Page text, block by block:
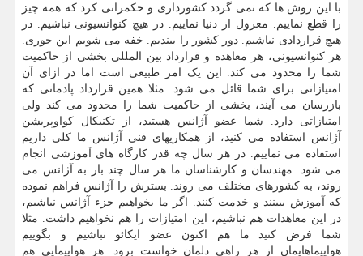
با این روش ها که نمی گردد کشورداری و حکمرانی کرد که همه چیز
را قطع نماییم. معزول از دنیا نماییم. در هیچ کنوانسیونی نباشیم. در
هیچ قراردادی نباشیم. دور کشور را ببندیم. خفه می شویم این جوری.
هر کنوانسیونی، هر معاهده و قرارداد بین المللی بخشی از حاکمیت
شما را محدود می کند. این یک امر طبیعی است اما در ازای آن
امتیازاتی برای شما قائل می شود. مثلا همین قرارداد پادمانی که
بازرسان می آیند، بخشی از حاکمیت شما را محدود می کند ولی
امتیازاتی دارد. شما عضو آژانس هستید، از تکنیکال کواوپریشن
آژانس استفاده می کنید، از همکاریهای فنی آژانس ما کلی داریم
استفاده می نماییم. در هر سال چه قدر کارگاه های آموزشی انجام
می شود. مهندسان و کارشناسان ما هر سال چند بار به آژانس می
روند، به کشورهای مختلف می روند. بسترش را آژانس فراهم نموده
که آموزش ببینند و خدمت کنند. اگر ما بخواهیم جزء آژانس نباشیم،
در این معاهدات هم نباشیم، این امتیازات را هم نخواهیم داشت. مثلا
شما فرض کنید ما هم اکنون عضو ایکائو نباشیم و بگوییم
هواپیماهایمان از هر راهی دلمان خواست برود. هر هواپیمایی هم